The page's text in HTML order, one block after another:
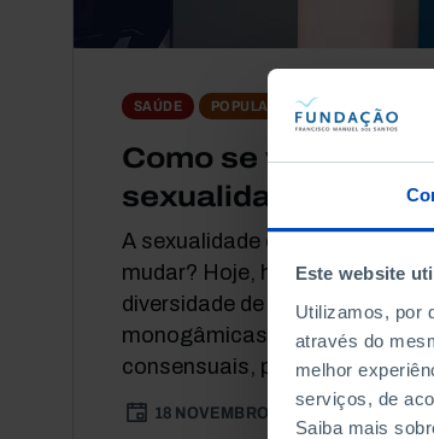
Este website
Utilizamos, por
através do
melhor
serviços, de
Saiba mais
SAÚDE POPULAÇÃO DEBATE
Como se vive a
sexualidade, hoje?
A sexualidade dos
mudar? Hoje, há uma maior
diversidade de relações –
monogâmicas, não-
consensuais, poliamorosas...
18 NOVEMBRO 2020 91 MIN